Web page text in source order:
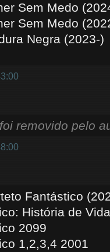
Sem Medo
Sem Medo
Negra (2023-)
removido pelo
Fantástico
História de
2099
1,2,3,4 2001